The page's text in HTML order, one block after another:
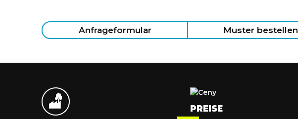
Anfrageformular Muster bestellen
PREISE